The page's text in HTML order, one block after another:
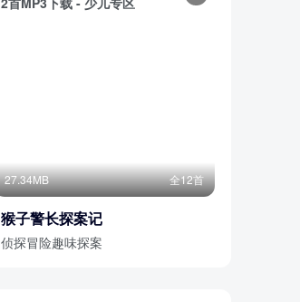
27.34MB 全12首
猴子警长探案记
侦探冒险趣味探案